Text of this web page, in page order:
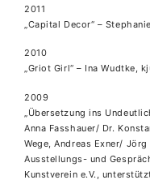
2011
„Capital Decor“ –
2010
„Griot Girl“ – Ina Wudtke,
2009
„Übersetzung ins
Anna Fasshauer/ Dr.
Wege, Andreas Exner/
Ausstellungs- und
Kunstverein e.V.,